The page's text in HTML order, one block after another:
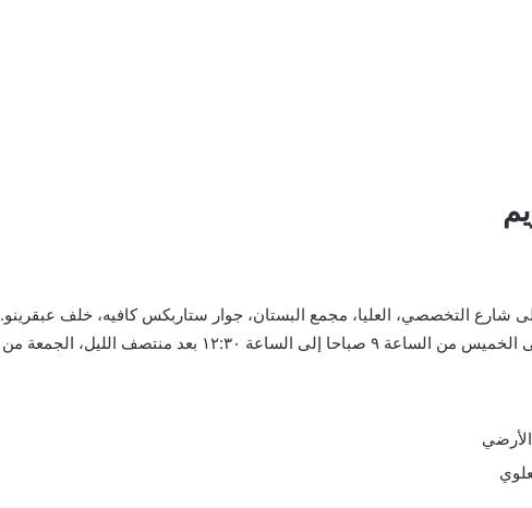
شارع التخصصي، العليا، مجمع البستان، جوار ستاربكس كافيه، خلف عبقرينو.